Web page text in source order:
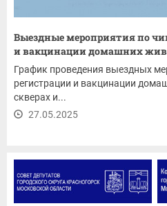
Выездные мероприятия по
и вакцинации домашних
График проведения выездных
регистрации и вакцинации
скверах и...
27.05.2025